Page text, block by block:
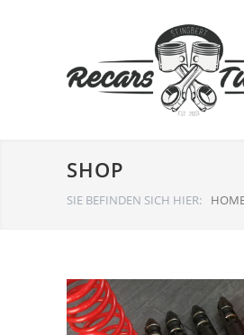
SHOP
SIE BEFINDEN SICH HIER: